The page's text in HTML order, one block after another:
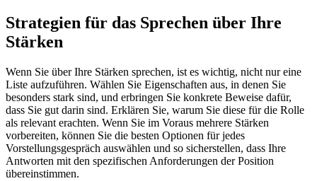
Strategien für das Sprechen über Ihre
Stärken
Wenn Sie über Ihre Stärken sprechen, ist es wichtig, nicht nur eine
Liste aufzuführen. Wählen Sie Eigenschaften aus, in denen Sie
besonders stark sind, und erbringen Sie konkrete Beweise dafür,
dass Sie gut darin sind. Erklären Sie, warum Sie diese für die Rolle
als relevant erachten. Wenn Sie im Voraus mehrere Stärken
vorbereiten, können Sie die besten Optionen für jedes
Vorstellungsgespräch auswählen und so sicherstellen, dass Ihre
Antworten mit den spezifischen Anforderungen der Position
übereinstimmen.